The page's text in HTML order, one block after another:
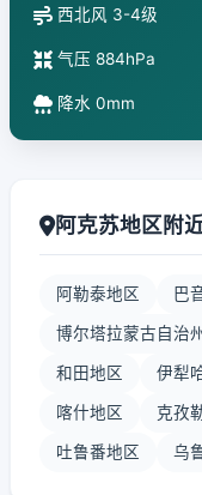
西北风 3-4级
气压 884hPa
降水 0mm
阿克苏地区附
阿勒泰地区 巴
博尔塔拉蒙古自治州
和田地区 伊犁
喀什地区 克孜
吐鲁番地区 乌